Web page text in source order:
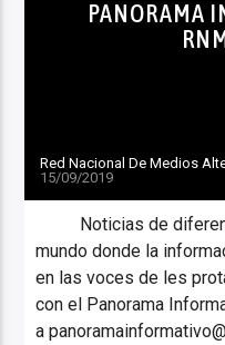
PANORAMA
Red Nacional De Medios
15/09/2019
Noticias de
mundo donde la
en las voces de les
con el Panorama
a